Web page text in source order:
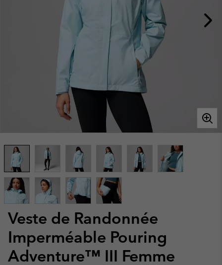
Veste de Randonnée
Imperméable Pouring
Adventure™ III Femme